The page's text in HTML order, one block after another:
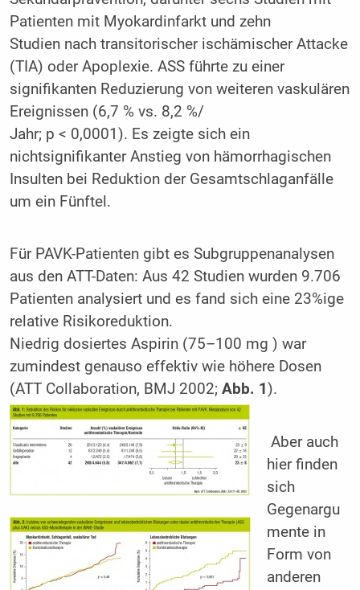
Patienten mit Myokardinfarkt und zehn
Studien nach transitorischer ischämischer Attacke
(TIA) oder Apoplexie. ASS führte zu einer
signifikanten Reduzierung von weiteren vaskulären
Ereignissen (6,7 % vs. 8,2 %/
Jahr; p < 0,0001). Es zeigte sich ein
nichtsignifikanter Anstieg von hämorrhagischen
Insulten bei Reduktion der Gesamtschlaganfälle
um ein Fünftel.
Für PAVK-Patienten gibt es Subgruppenanalysen
aus den ATT-Daten: Aus 42 Studien wurden 9.706
Patienten analysiert und es fand sich eine 23%ige
relative Risikoreduktion.
Niedrig dosiertes Aspirin (75–100 mg ) war
zumindest genauso effektiv wie höhere Dosen
(ATT Collaboration, BMJ 2002; Abb. 1).
Aber auch
hier finden
sich
Gegenargu
mente in
Form von
anderen